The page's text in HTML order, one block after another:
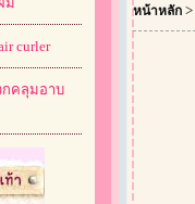
curler
คลุมอาบ
หน้าหลัก >